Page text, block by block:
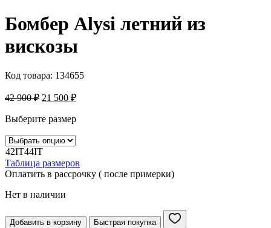
Бомбер Alysi летний из
вискозы
Код товара: 134655
42 900₽ 21 500 ₽
Выберите размер
42IT44IT
Таблица размеров
Оплатить в рассрочку ( после примерки)
Нет в наличии
Добавить в корзину Быстрая покупка